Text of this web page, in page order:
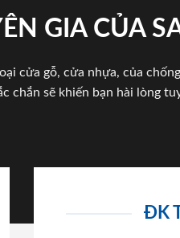
GIA CỦA
cửa gỗ, cửa nhựa, của
chắn sẽ khiến bạn hài lòng
ĐK